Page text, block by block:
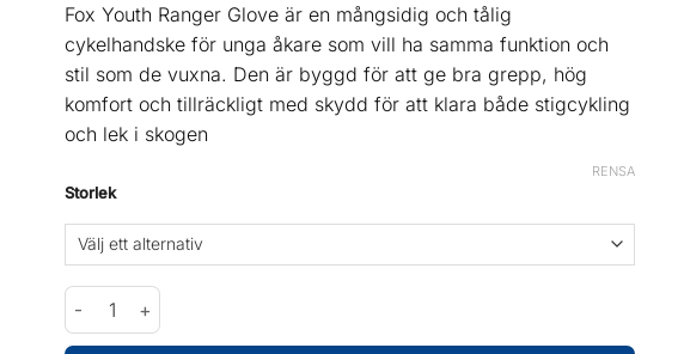
Fox Youth Ranger Glove är en mångsidig och tålig
cykelhandske för unga åkare som vill ha samma funktion och
stil som de vuxna. Den är byggd för att ge bra grepp, hög
komfort och tillräckligt med skydd för att klara både stigcykling
och lek i skogen
Storlek
RENSA
Fox Youth Ranger Gloves mängd